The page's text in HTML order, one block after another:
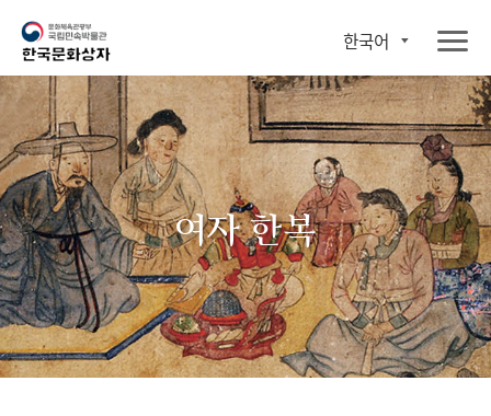
한국어
여자 한복